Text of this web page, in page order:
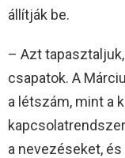
állítják be.
– Azt
csapatok. A
a létszám, mint a
a nevezéseket,